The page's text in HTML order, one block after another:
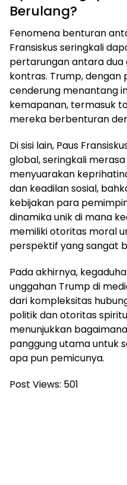
Berulang?
Fenomena benturan
Fransiskus seringkali
pertarungan antara
kontras. Trump, dengan
cenderung menantang
kemapanan, termasuk
mereka berbenturan
Di sisi lain, Paus
global, seringkali
menyuarakan
dan keadilan sosial,
kebijakan para
dinamika unik di mana
memiliki otoritas moral
perspektif yang sangat
Pada akhirnya,
unggahan Trump di
dari kompleksitas
politik dan otoritas
menunjukkan
panggung utama untuk
apa pun pemicunya.
Post Views: 501